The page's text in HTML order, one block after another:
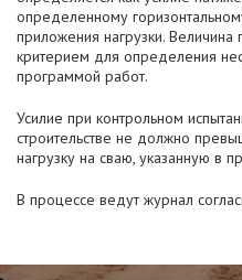
определенному
приложения нагрузки.
критерием для определения
программой работ.
Усилие при контрольном
строительстве не должно
нагрузку на сваю, указанную в
В процессе ведут журнал